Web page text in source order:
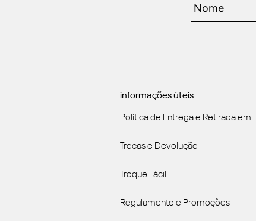
informações úteis
Política de Entrega e Retirada em
Trocas e Devolução
Troque Fácil
Regulamento e Promoções